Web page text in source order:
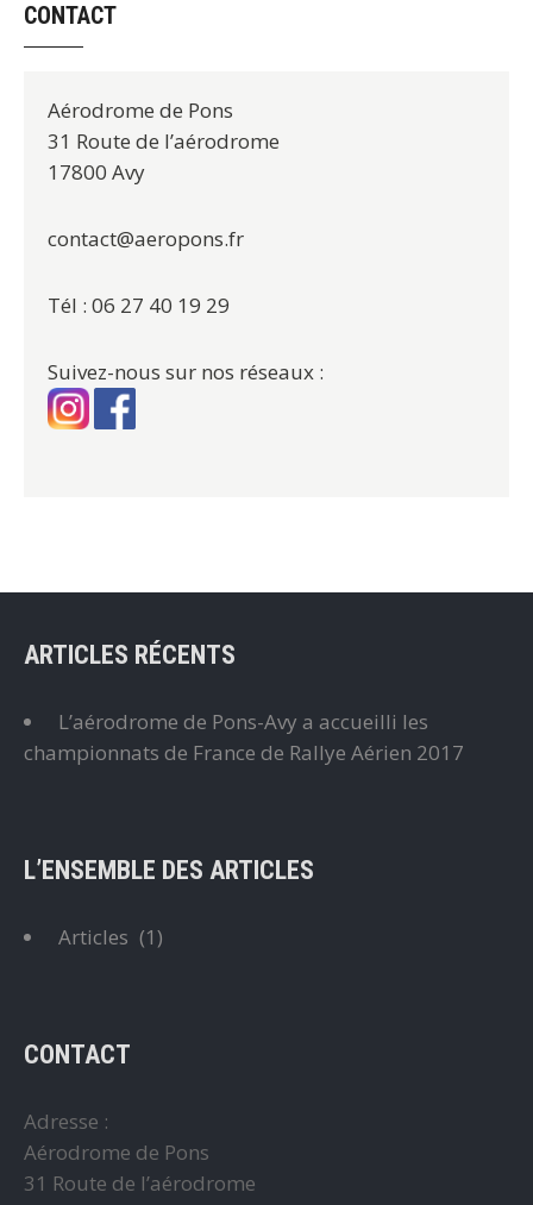
CONTACT
Aérodrome de Pons
31 Route de l’aérodrome
17800 Avy
contact@aeropons.fr
Tél : 06 27 40 19 29
Suivez-nous sur nos réseaux :
ARTICLES RÉCENTS
L’aérodrome de Pons-Avy a accueilli les
championnats de France de Rallye Aérien 2017
L’ENSEMBLE DES ARTICLES
Articles (1)
CONTACT
Adresse :
Aérodrome de Pons
31 Route de l’aérodrome